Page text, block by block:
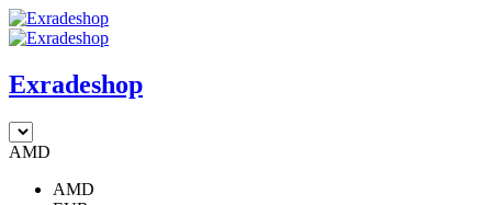
Exradeshop
AMD
AMD